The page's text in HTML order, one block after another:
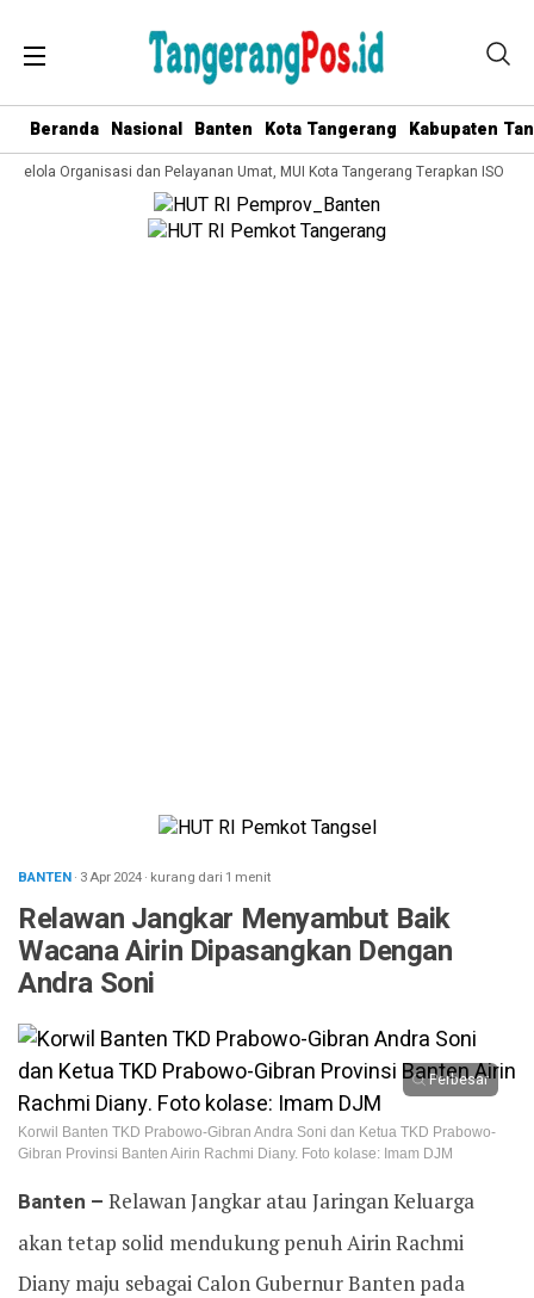
Beranda Nasional Banten Kota Tangerang Kabupaten
Organisasi dan Pelayanan Umat, MUI Kota Tangerang Terapkan ISO
BANTEN· 3 Apr 2024· kurang dari 1 menit
Relawan Jangkar Menyambut Baik
Wacana Airin Dipasangkan Dengan
Andra Soni
Perbesar
Korwil Banten TKD Prabowo-Gibran Andra Soni dan Ketua TKD Prabowo-
Gibran Provinsi Banten Airin Rachmi Diany. Foto kolase: Imam DJM
Banten – Relawan Jangkar atau Jaringan Keluarga
akan tetap solid mendukung penuh Airin Rachmi
Diany maju sebagai Calon Gubernur Banten pada